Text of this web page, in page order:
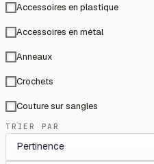
Accessoires en plastique
Accessoires en métal
Anneaux
Crochets
Couture sur sangles
TRIER PAR